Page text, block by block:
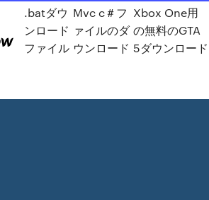
.batダウ
ンロード
ファイル
Mvc c＃フ
ァイルのダ
ウンロード
Xbox One用
の無料のGTA
5ダウンロード